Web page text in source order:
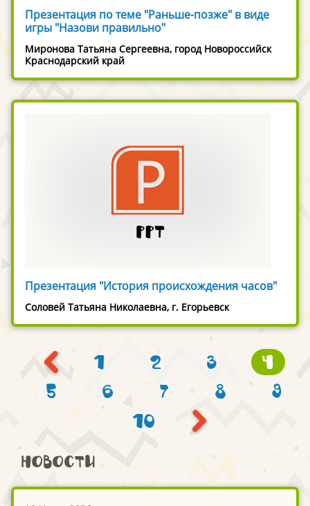
Презентация по теме "Раньше-позже" в виде
игры "Назови правильно"
Миронова Татьяна Сергеевна, город Новороссийск
Краснодарский край
Презентация "История происхождения часов"
Соловей Татьяна Николаевна, г. Егорьевск
1 2 3
4
5
6 7 8
9
10
Новости